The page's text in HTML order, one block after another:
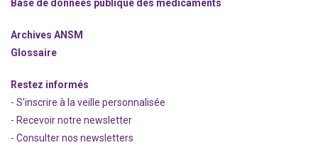
Base de données publique des médicaments
Archives ANSM
Glossaire
Restez informés
- S'inscrire à la veille personnalisée
- Recevoir notre newsletter
- Consulter nos newsletters